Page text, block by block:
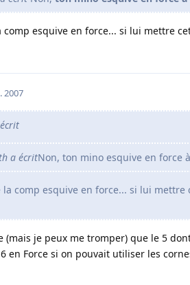
comp esquive en force... si lui mettre
2007
a écritNon, ton mino esquive en force
comp esquive en force... si lui
(mais je peux me tromper) que le 5
en Force si on pouvait utiliser les